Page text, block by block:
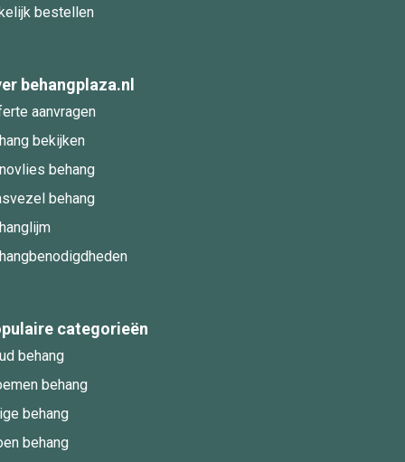
bestellen
behangplaza.nl
aanvragen
bekijken
behang
behang
categorieën
behang
behang
behang
behang